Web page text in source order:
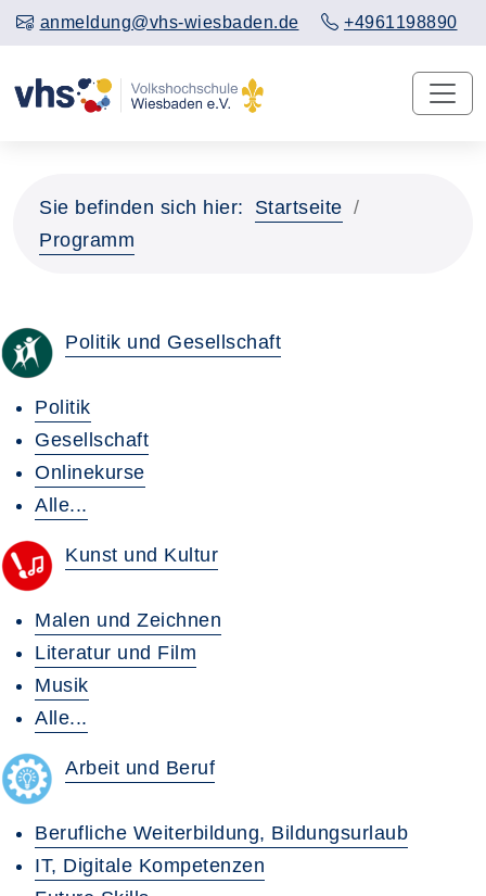
anmeldung@vhs-wiesbaden.de +4961198890
Sie befinden sich hier:
Startseite
Programm
Politik und Gesellschaft
Politik
Gesellschaft
Onlinekurse
Alle...
Kunst und Kultur
Malen und Zeichnen
Literatur und Film
Musik
Alle...
Arbeit und Beruf
Berufliche Weiterbildung, Bildungsurlaub
IT, Digitale Kompetenzen